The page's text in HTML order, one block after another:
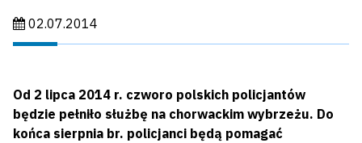
Data publikacji:
02.07.2014
Od 2 lipca 2014 r. czworo polskich policjantów
będzie pełniło służbę na chorwackim wybrzeżu. Do
końca sierpnia br. policjanci będą pomagać